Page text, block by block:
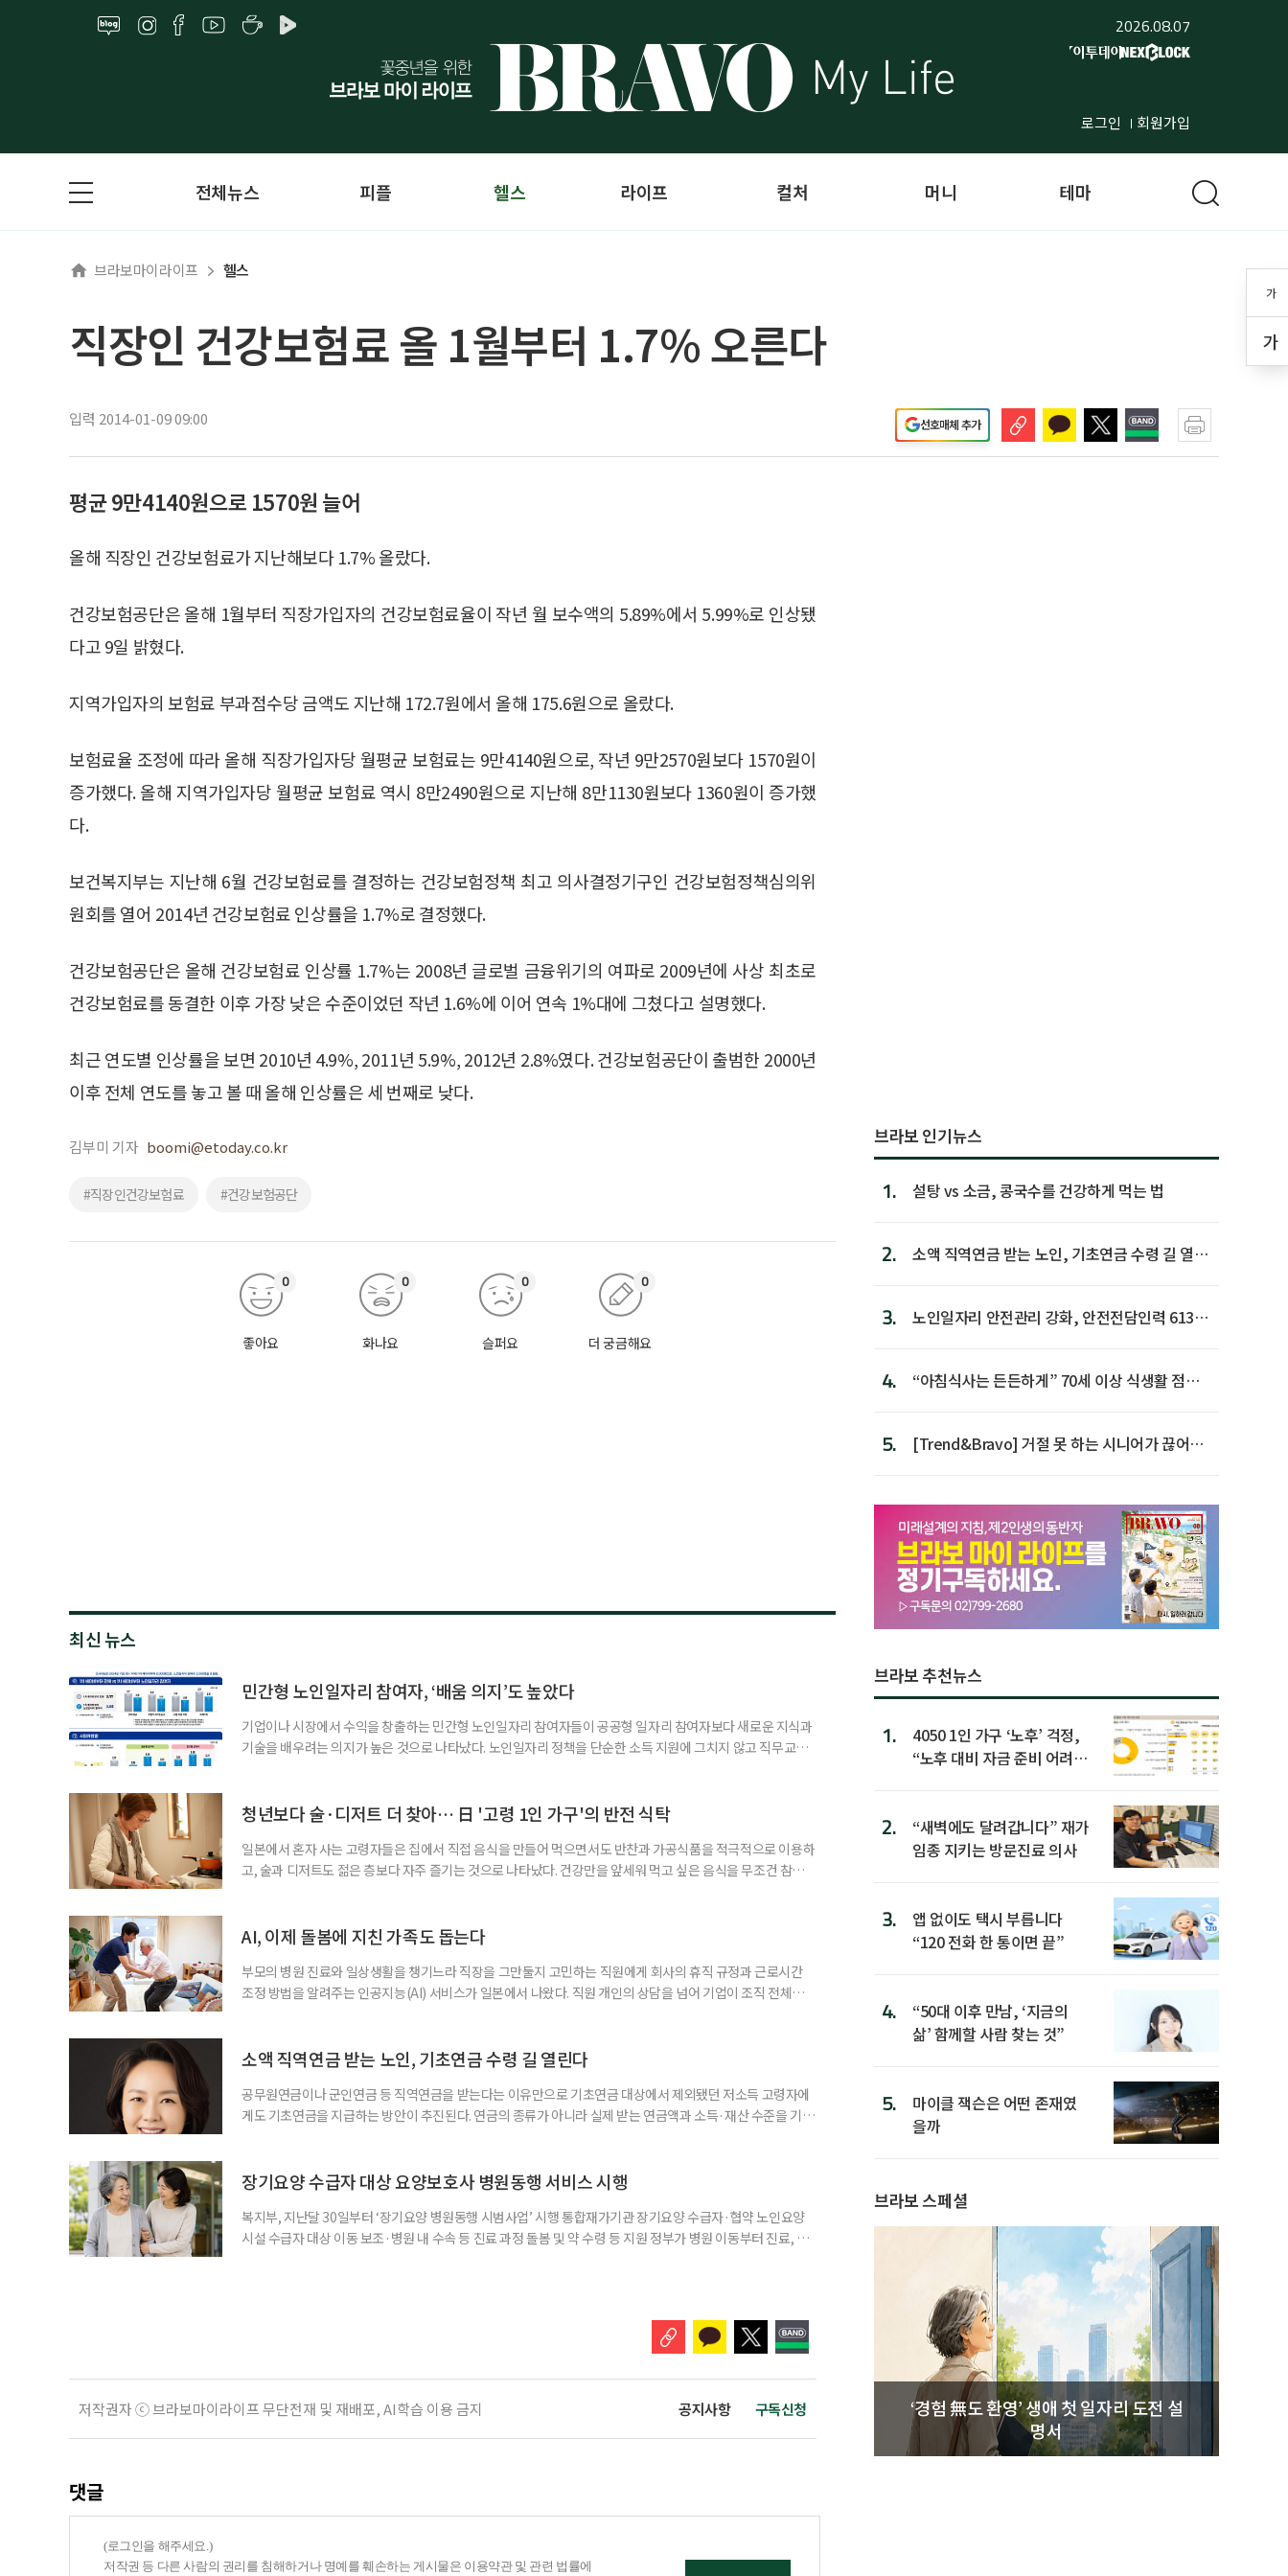
2026.08.07
로그인 회원가입
가
가
전체뉴스 피플 헬스 라이프 컬처 머니 테마
브라보마이라이프 헬스
직장인 건강보험료 올 1월부터 1.7% 오른다
입력 2014-01-09 09:00 선호매체 추가
평균 9만4140원으로 1570원 늘어
올해 직장인 건강보험료가 지난해보다 1.7% 올랐다.
건강보험공단은 올해 1월부터 직장가입자의 건강보험료율이 작년 월 보수액의 5.89%에서 5.99%로 인상됐
다고 9일 밝혔다.
지역가입자의 보험료 부과점수당 금액도 지난해 172.7원에서 올해 175.6원으로 올랐다.
보험료율 조정에 따라 올해 직장가입자당 월평균 보험료는 9만4140원으로, 작년 9만2570원보다 1570원이
증가했다. 올해 지역가입자당 월평균 보험료 역시 8만2490원으로 지난해 8만1130원보다 1360원이 증가했
다.
보건복지부는 지난해 6월 건강보험료를 결정하는 건강보험정책 최고 의사결정기구인 건강보험정책심의위
원회를 열어 2014년 건강보험료 인상률을 1.7%로 결정했다.
건강보험공단은 올해 건강보험료 인상률 1.7%는 2008년 글로벌 금융위기의 여파로 2009년에 사상 최초로
건강보험료를 동결한 이후 가장 낮은 수준이었던 작년 1.6%에 이어 연속 1%대에 그쳤다고 설명했다.
최근 연도별 인상률을 보면 2010년 4.9%, 2011년 5.9%, 2012년 2.8%였다. 건강보험공단이 출범한 2000년
이후 전체 연도를 놓고 볼 때 올해 인상률은 세 번째로 낮다.
김부미 기자 boomi@etoday.co.kr
#직장인건강보험료 #건강보험공단
좋아요
0
화나요
0
슬퍼요
0
더 궁금해요
0
최신 뉴스
민간형 노인일자리 참여자, ‘배움 의지’도 높았다
기업이나 시장에서 수익을 창출하는 민간형 노인일자리 참여자들이 공공형 일자리 참여자보다 새로운 지식과
기술을 배우려는 의지가 높은 것으로 나타났다. 노인일자리 정책을 단순한 소득 지원에 그치지 않고 직무교육
비부머 세대 가운데 노인일자리 참여자들의 교육학습동기를 성별과 연령, 거주지역, 소득, 가구형태, 일자리 유
청년보다 술·디저트 더 찾아… 日 '고령 1인 가구'의 반전 식탁
일본에서 혼자 사는 고령자들은 집에서 직접 음식을 만들어 먹으면서도 반찬과 가공식품을 적극적으로 이용하
고, 술과 디저트도 젊은 층보다 자주 즐기는 것으로 나타났다. 건강만을 앞세워 먹고 싶은 음식을 무조건 참기보
접 만든 음식이나 남은 음식이 차지하는 비중은 51%였다. 반찬과 냉동·즉석식품, 통조림 등 외부에서 조
AI, 이제 돌봄에 지친 가족도 돕는다
부모의 병원 진료와 일상생활을 챙기느라 직장을 그만둘지 고민하는 직원에게 회사의 휴직 규정과 근로시간
조정 방법을 알려주는 인공지능(AI) 서비스가 일본에서 나왔다. 직원 개인의 상담을 넘어 기업이 조직 전체의
다. 이 서비스를 사용하면 직원은 이름을 밝히지 않고 하루 24시간 AI와 상담할 수 있으며, 인
소액 직역연금 받는 노인, 기초연금 수령 길 열린다
공무원연금이나 군인연금 등 직역연금을 받는다는 이유만으로 기초연금 대상에서 제외됐던 저소득 고령자에
게도 기초연금을 지급하는 방안이 추진된다. 연금의 종류가 아니라 실제 받는 연금액과 소득·재산 수준을 기준
다. 최근 기초연금 구조 개편 논의가 이어지는 가운데, 정부도 그동안 소득·재산이 적어도 직역연금을 받는다
장기요양 수급자 대상 요양보호사 병원동행 서비스 시행
복지부, 지난달 30일부터 ‘장기요양 병원동행 시범사업’ 시행 통합재가기관 장기요양 수급자·협약 노인요양
시설 수급자 대상 이동 보조·병원 내 수속 등 진료 과정 돌봄 및 약 수령 등 지원 정부가 병원 이동부터 진료, 약
저작권자 ⓒ 브라보마이라이프 무단전재 및 재배포, AI학습 이용 금지 공지사항 구독신청
댓글
브라보 인기뉴스
1. 설탕 vs 소금, 콩국수를 건강하게 먹는 법
2.
소액 직역연금 받는 노인, 기초연금 수령 길 열린
3.
노인일자리 안전관리 강화, 안전전담인력 613명
4.
“아침식사는 든든하게” 70세 이상 식생활 점수
5.
[Trend&Bravo] 거절 못 하는 시니어가 끊어야
브라보 추천뉴스
1.
4050 1인 가구 ‘노후’ 걱정,
“노후 대비 자금 준비 어려
2.
“새벽에도 달려갑니다” 재가
임종 지키는 방문진료 의사
3.
앱 없이도 택시 부릅니다
“120 전화 한 통이면 끝”
4.
“50대 이후 만남, ‘지금의
삶’ 함께할 사람 찾는 것”
5.
마이클 잭슨은 어떤 존재였
을까
브라보 스페셜
‘경험 無도 환영’ 생애 첫 일자리 도전 설
명서